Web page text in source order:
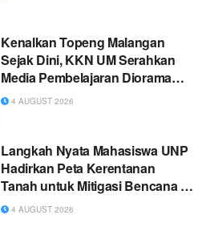
Kenalkan Topeng Malangan
Sejak Dini, KKN UM Serahkan
Media Pembelajaran Diorama
Interaktif ke SDN 2 Malangsuko
4 AUGUST 2026
Langkah Nyata Mahasiswa UNP
Hadirkan Peta Kerentanan
Tanah untuk Mitigasi Bencana di
Nagari Garagahan
4 AUGUST 2026